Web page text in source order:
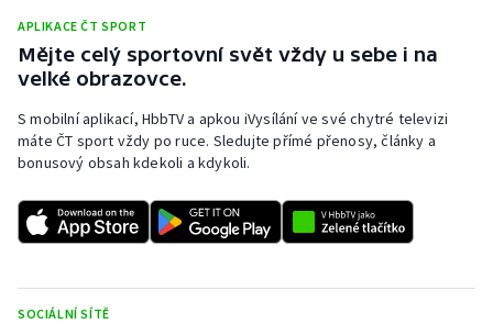
Ragby
Rychlobruslení
Rychlostní kanoistika
Sportovní střelba
APLIKACE ČT SPORT
Mějte celý sportovní svět vždy u sebe i na
velké obrazovce.
S mobilní aplikací, HbbTV a apkou iVysílání ve své chytré televizi
máte ČT sport vždy po ruce. Sledujte přímé přenosy, články a
bonusový obsah kdekoli a kdykoli.
SOCIÁLNÍ SÍTĚ